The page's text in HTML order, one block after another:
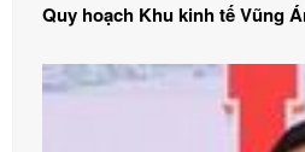
Quy hoạch Khu kinh tế Vũng